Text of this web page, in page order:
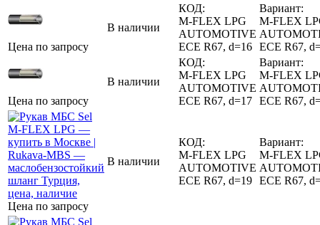
Цена по запросу
В наличии
КОД:
M-FLEX LPG
AUTOMOTIVE
ECE R67, d=16
Вариант:
M-FLEX
ECE R67,
Цена по запросу
В наличии
КОД:
M-FLEX LPG
AUTOMOTIVE
ECE R67, d=17
Вариант:
M-FLEX
ECE R67,
Цена по запросу
В наличии
КОД:
M-FLEX LPG
AUTOMOTIVE
ECE R67, d=19
Вариант:
M-FLEX
ECE R67,